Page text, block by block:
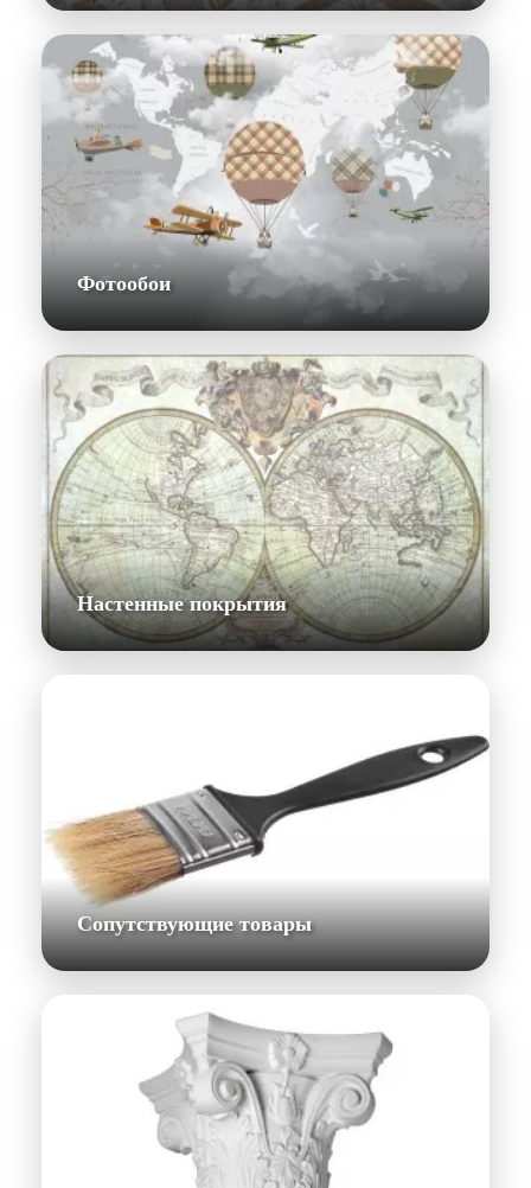
Фотообои
Настенные покрытия
Сопутствующие товары